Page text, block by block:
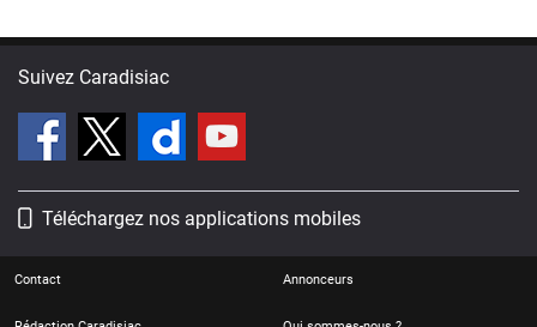
Suivez Caradisiac
Téléchargez nos applications mobiles
Contact Annonceurs